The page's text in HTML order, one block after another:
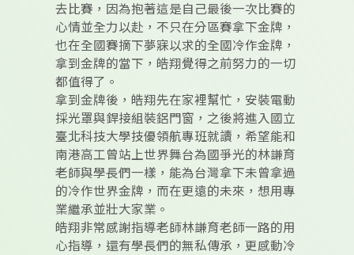
去比賽，因為抱著這是自己最後一次比賽的
心情並全力以赴，不只在分區賽拿下金牌，
也在全國賽摘下夢寐以求的全國冷作金牌，
拿到金牌的當下，皓翔覺得之前努力的一切
都值得了。
拿到金牌後，皓翔先在家裡幫忙，安裝電動
採光罩與銲接組裝鋁門窗，之後將進入國立
臺北科技大學技優領航專班就讀，希望能和
南港高工曾站上世界舞台為國爭光的林謙育
老師與學長們一樣，能為台灣拿下未曾拿過
的冷作世界金牌，而在更遠的未來，想用專
業繼承並壯大家業。
皓翔非常感謝指導老師林謙育老師一路的用
心指導，還有學長們的無私傳承，更感動冷